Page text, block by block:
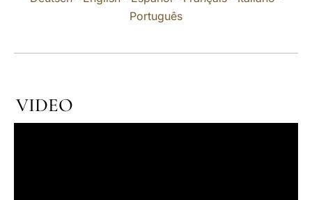
Português
VIDEO